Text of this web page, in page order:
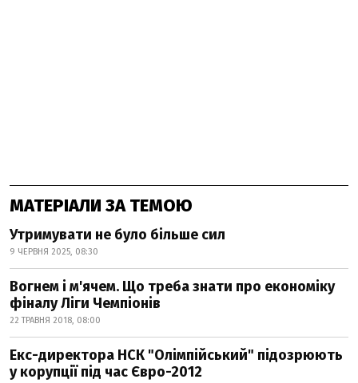
МАТЕРІАЛИ ЗА ТЕМОЮ
Утримувати не було більше сил
9 ЧЕРВНЯ 2025, 08:30
Вогнем і м'ячем. Що треба знати про економіку
фіналу Ліги Чемпіонів
22 ТРАВНЯ 2018, 08:00
Екс-директора НСК "Олімпійський" підозрюють
у корупції під час Євро-2012